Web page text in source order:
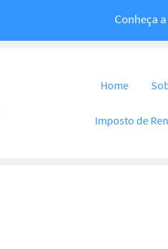
Temos
Conheça
Home
Imposto de